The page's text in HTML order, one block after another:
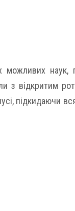
наук,
з відкритим
підкидаючи